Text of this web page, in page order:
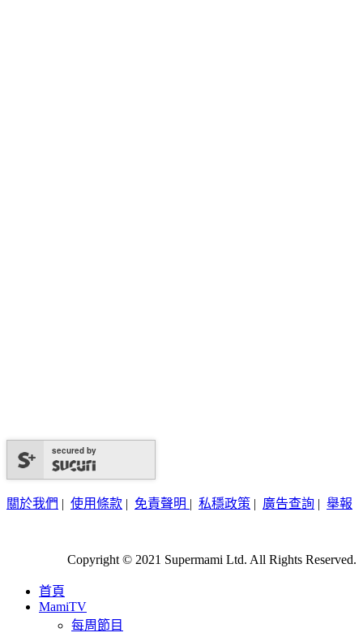
secured by
關於我們 | 使用條款 | 免責聲明 | 私穩政策 | 廣告查詢 | 舉報
Copyright © 2021 Supermami Ltd. All Rights Reserved.
首頁
MamiTV
每周節目